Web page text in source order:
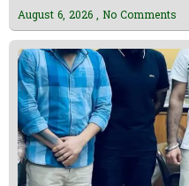
August 6, 2026 No Comments